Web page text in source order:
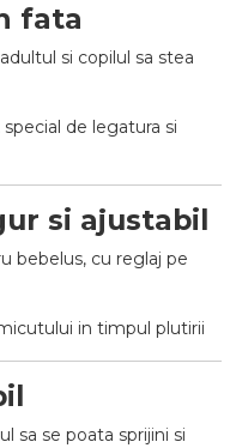
fata
si copilul sa stea
de legatura si
si ajustabil
bebelus, cu reglaj pe
in timpul plutirii
sa se poata sprijini si